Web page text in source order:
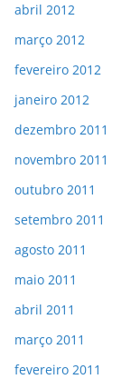
abril 2012
março 2012
fevereiro 2012
janeiro 2012
dezembro 2011
novembro 2011
outubro 2011
setembro 2011
agosto 2011
maio 2011
abril 2011
março 2011
fevereiro 2011